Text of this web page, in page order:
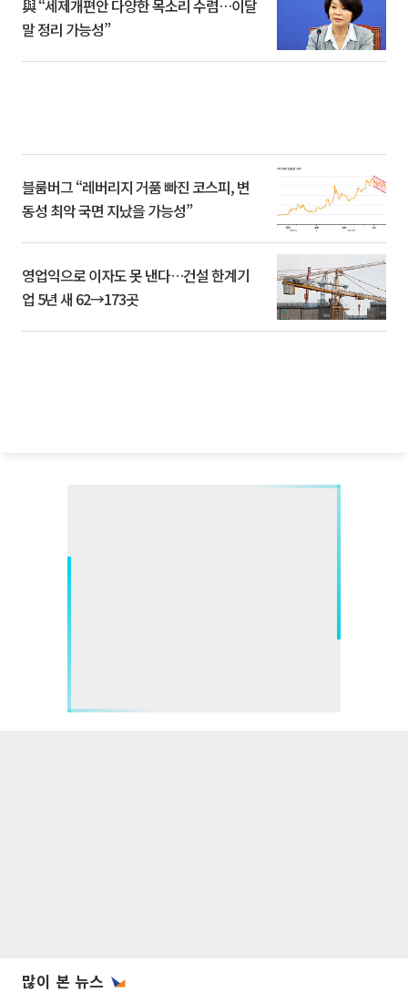
與 “세제개편안 다양한 목소리 수렴…이달
말 정리 가능성”
블룸버그 “레버리지 거품 빠진 코스피, 변
동성 최악 국면 지났을 가능성”
영업익으로 이자도 못 낸다…건설 한계기
업 5년 새 62→173곳
많이 본 뉴스